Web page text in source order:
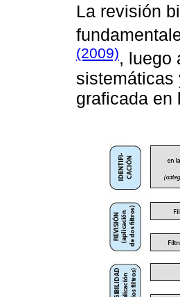
La revisión
(2009), luego
sistemáticas
graficada en